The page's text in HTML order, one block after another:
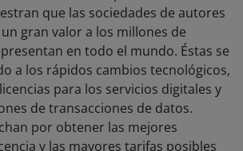
que las sociedades de autores
gran valor a los millones de
en todo el mundo. Éstas se
a los rápidos cambios tecnológicos,
para los servicios digitales y
de transacciones de datos.
por obtener las mejores
y las mayores tarifas posibles